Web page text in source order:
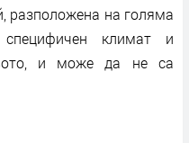
разположена на голяма
климат и
и може да не са